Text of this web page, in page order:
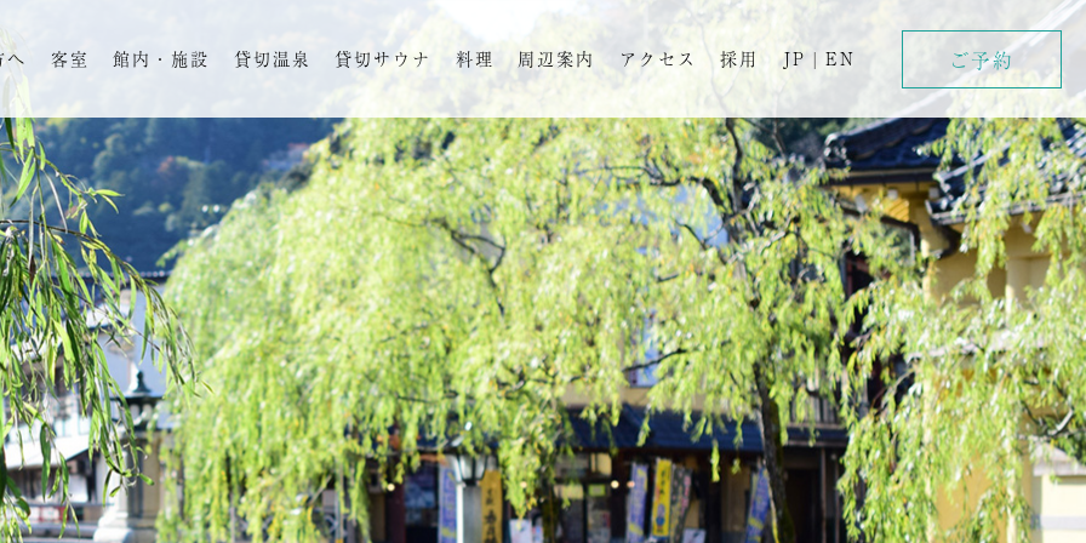
へ 客室 館内・施設 貸切温泉 貸切サウナ 料理 周辺案内 アクセス 採用 JP | EN ご予約